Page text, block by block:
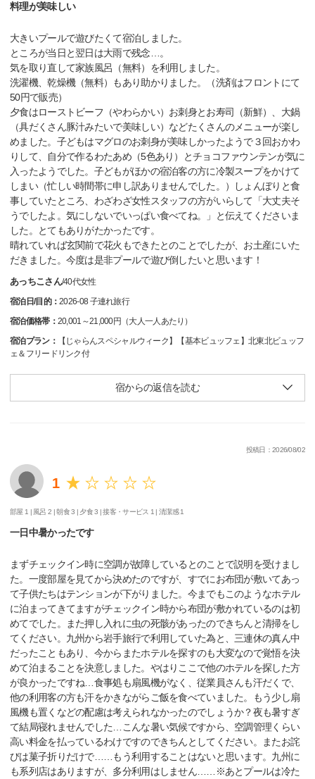
料理が美味しい
大きいプールで遊びたくて宿泊しました。
ところが当日と翌日は大雨で残念…。
気を取り直して家族風呂（無料）を利用しました。
洗濯機、乾燥機（無料）もあり助かりました。（洗剤はフロントにて
50円で販売）
夕食はローストビーフ（やわらかい）お刺身とお寿司（新鮮）、大鍋
（具だくさん豚汁みたいで美味しい）などたくさんのメニューが楽し
めました。子どもはマグロのお刺身が美味しかったようで３回おかわ
りして、自分で作るわたあめ（5色あり）とチョコファウンテンが気に
入ったようでした。子どもがほかの宿泊客の方に冷製スープをかけて
しまい（忙しい時間帯に申し訳ありませんでした。）しょんぼりと食
事していたところ、わざわざ女性スタッフの方がいらして「大丈夫そ
うでしたよ。気にしないでいっぱい食べてね。」と伝えてくださいま
した。とてもありがたかったです。
晴れていれば玄関前で花火もできたとのことでしたが、お土産にいた
だきました。今度は是非プールで遊び倒したいと思います！
あっちこさん/40代女性
宿泊日/目的：2026-08 子連れ旅行
宿泊価格帯： 20,001～21,000円（大人一人あたり）
宿泊プラン：
【じゃらんスペシャルウィーク】【基本ビュッフェ】北東北ビュッフ
ェ＆フリードリンク付
宿からの返信を読む
投稿日：2026/08/02
1
部屋 1 | 風呂 2 |朝食 3 | 夕食 3 |接客・サービス 1 |清潔感 1
一日中暑かったです
まずチェックイン時に空調が故障しているとのことで説明を受けまし
た。一度部屋を見てから決めたのですが、すでにお布団が敷いてあっ
て子供たちはテンションが下がりました。今までもこのようなホテル
に泊まってきてますがチェックイン時から布団が敷かれているのは初
めてでした。また押し入れに虫の死骸があったのできちんと清掃をし
てください。九州から岩手旅行で利用していた為と、三連休の真ん中
だったこともあり、今からまたホテルを探すのも大変なので覚悟を決
めて泊まることを決意しました。やはりここで他のホテルを探した方
が良かったですね…食事処も扇風機がなく、従業員さんも汗だくで、
他の利用客の方も汗をかきながらご飯を食べていました。もう少し扇
風機も置くなどの配慮は考えられなかったのでしょうか？夜も暑すぎ
て結局寝れませんでした…こんな暑い気候ですから、空調管理くらい
高い料金を払っているわけですのできちんとしてください。またお詫
びは菓子折りだけで……もう利用することはないと思います。九州に
も系列店はありますが、多分利用はしません……※あとプールは冷た